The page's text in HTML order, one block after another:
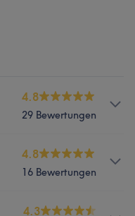
4.8
29 Bewertungen
4.8
16 Bewertungen
4.3